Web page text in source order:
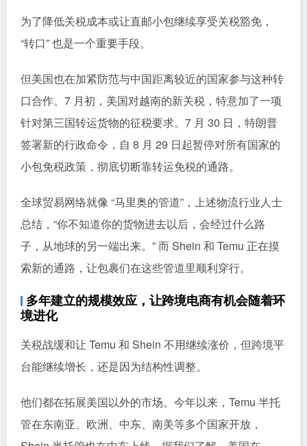
为了降低关税成本或让直邮小包继续享受关税豁免，
“转口” 也是一个重要手段。
但美国也在加紧防范与中国距离较近的国家参与这种转
口合作。7 月初，美国对越南的新关税，特意加了一项
针对第三国转运货物的征税要求。7 月 30 日，特朗普
签署新的行政命令，自 8 月 29 日起暂停对所有国家的
小包免税政策，彻底切断靠转运免税的通路。
全球贸易网络就像 “马里奥的管道”，上述物流行业人士
总结，“你不知道你的货物进去以后，会经过什么路
子，从地球的另一端出来。” 而 Shein 和 Temu 正在摸
索新的通路，让包裹们在这些管道里顺利穿行。
多年建立的规模效应，让跨境电商有机会随着环
境进化
关税战缓和让 Temu 和 Shein 不用继续涨价，但跨境平
台能继续增长，还是因为结构性调整。
他们都在拓展美国以外的市场。今年以来，Temu 半托
管在东南亚、欧洲、中东、南美等多个国家开放，